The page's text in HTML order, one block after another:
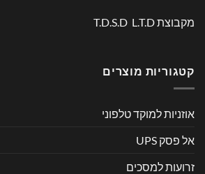
מקבוצת T.D.S.D L.T.D
קטגוריות מוצרים
אוזניות למוקד טלפוני
אל פסק UPS
זרועות למסכים